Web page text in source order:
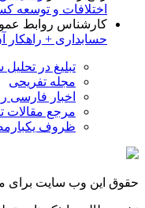
اختلافات و توسعه
کارشناس روابط
حسابداری + راهکار
تبلیغ در
مجله تفریحی
اخبار فارسی
مرجع مقالات
ظروف
حقوق این وب سایت برای